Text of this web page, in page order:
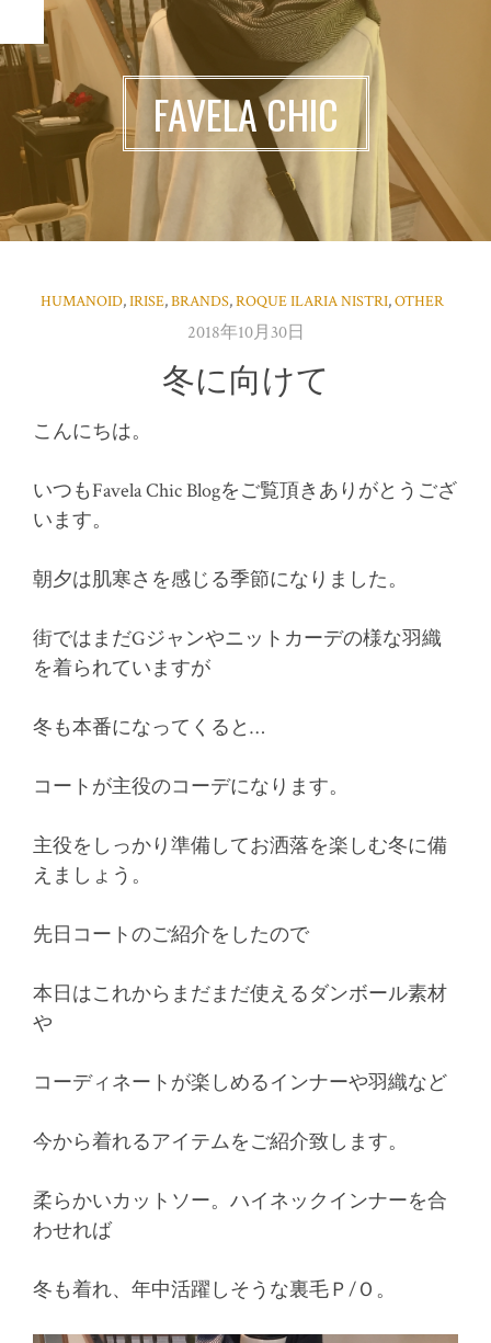
MENU
FAVELA CHIC
HUMANOID,IRISE,BRANDS,ROQUE ILARIA NISTRI,OTHER
2018年10月30日
冬に向けて
こんにちは。
いつもFavela Chic Blogをご覧頂きありがとうござ
います。
朝夕は肌寒さを感じる季節になりました。
街ではまだGジャンやニットカーデの様な羽織
を着られていますが
冬も本番になってくると…
コートが主役のコーデになります。
主役をしっかり準備してお洒落を楽しむ冬に備
えましょう。
先日コートのご紹介をしたので
本日はこれからまだまだ使えるダンボール素材
や
コーディネートが楽しめるインナーや羽織など
今から着れるアイテムをご紹介致します。
柔らかいカットソー。ハイネックインナーを合
わせれば
冬も着れ、年中活躍しそうな裏毛Ｐ/Ｏ。